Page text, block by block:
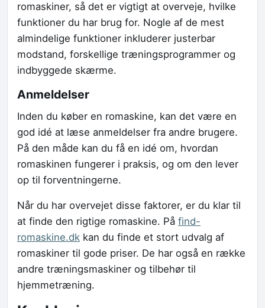
romaskiner, så det er vigtigt at overveje, hvilke
funktioner du har brug for. Nogle af de mest
almindelige funktioner inkluderer justerbar
modstand, forskellige træningsprogrammer og
indbyggede skærme.
Anmeldelser
Inden du køber en romaskine, kan det være en
god idé at læse anmeldelser fra andre brugere.
På den måde kan du få en idé om, hvordan
romaskinen fungerer i praksis, og om den lever
op til forventningerne.
Når du har overvejet disse faktorer, er du klar til
at finde den rigtige romaskine. På find-
romaskine.dk kan du finde et stort udvalg af
romaskiner til gode priser. De har også en række
andre træningsmaskiner og tilbehør til
hjemmetræning.